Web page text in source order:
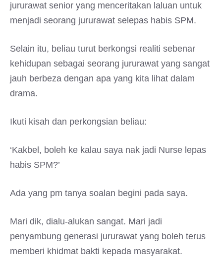
jururawat senior yang menceritakan laluan untuk
menjadi seorang jururawat selepas habis SPM.
Selain itu, beliau turut berkongsi realiti sebenar
kehidupan sebagai seorang jururawat yang sangat
jauh berbeza dengan apa yang kita lihat dalam
drama.
Ikuti kisah dan perkongsian beliau:
‘Kakbel, boleh ke kalau saya nak jadi Nurse lepas
habis SPM?’
Ada yang pm tanya soalan begini pada saya.
Mari dik, dialu-alukan sangat. Mari jadi
penyambung generasi jururawat yang boleh terus
memberi khidmat bakti kepada masyarakat.